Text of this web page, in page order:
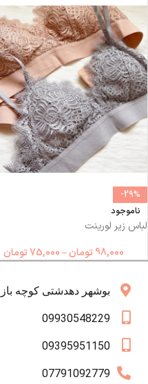
-29%
ناموجود
لباس زیر لورینت
98,000 تومان–
75,000تومان
بوشهر دهدشتی کوچه بازار قدیم 1 کوچه سه
09930548229
09395951150
07791092779